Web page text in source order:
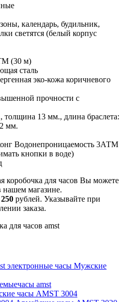
календарь, будильник,
светятся (белый корпус
(30 м)
сталь
эко-кожа коричневого
прочности с
13 мм., длина браслета:
мм.
Водонепроницаемость 3АТМ
кнопки в воде)
коробочка для часов Вы можете
нашем магазине.
250 рублей. Указывайте при
заказа.
электронные часы Мужские
часы amst
часы AMST 3004